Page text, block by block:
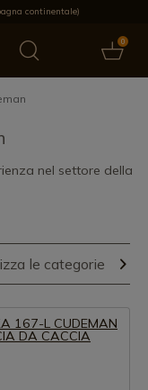
continentale)
0
Marche
nel settore della
le categorie